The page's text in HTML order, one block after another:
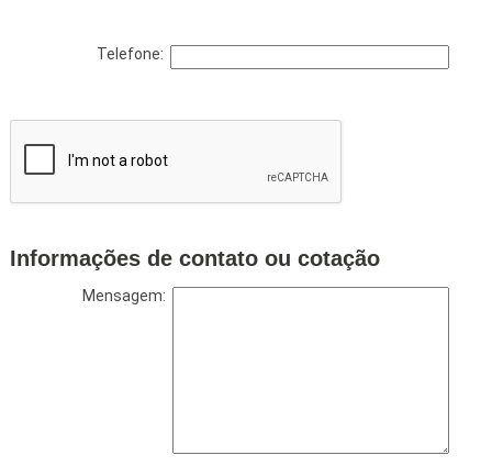
Telefone:
Informações de contato ou cotação
Mensagem: